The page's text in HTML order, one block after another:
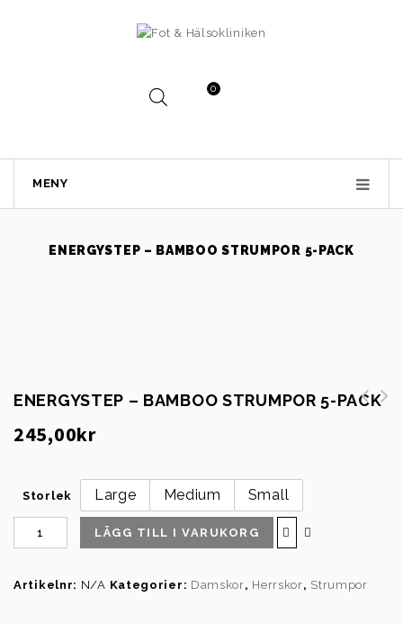
0
MENY
ENERGYSTEP – BAMBOO STRUMPOR 5-PACK
ENERGYSTEP – BAMBOO STRUMPOR 5-PACK
245,00kr
Storlek Large Medium Small
LÄGG TILL I VARUKORG
Artikelnr: N/A Kategorier: Damskor, Herrskor, Strumpor